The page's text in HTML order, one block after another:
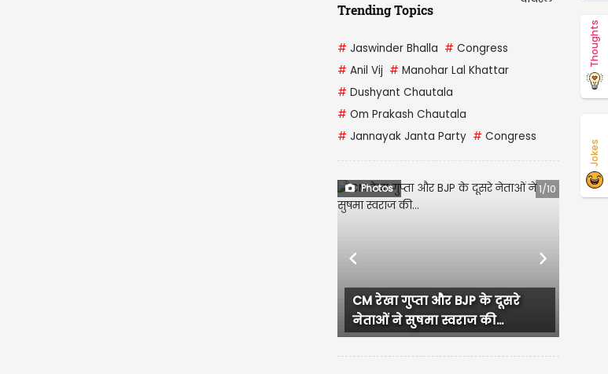
Trending Topics
# Jaswinder Bhalla # Congress
# Anil Vij # Manohar Lal Khattar
# Dushyant Chautala
# Om Prakash Chautala
# Jannayak Janta Party # Congress
Photos 1/10
CM रेखा गुप्ता और BJP के दूसरे
नेताओं ने सुषमा स्वराज की...
Previous Next
Thoughts
Jokes